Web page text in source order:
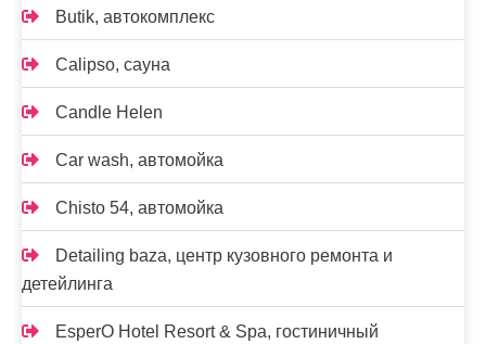
Butik, автокомплекс
Calipso, сауна
Candle Helen
Car wash, автомойка
Chisto 54, автомойка
Detailing baza, центр кузовного ремонта и
детейлинга
EsperO Hotel Resort & Spa, гостиничный